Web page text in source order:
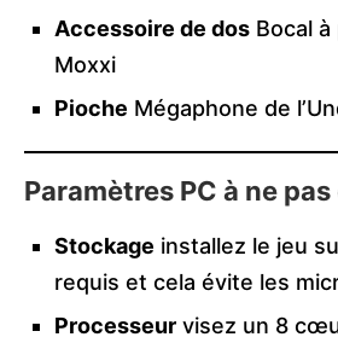
Accessoire de dos Bocal
Moxxi
Pioche Mégaphone de
Paramètres PC à ne
Stockage installez le jeu
requis et cela évite les
Processeur visez un 8